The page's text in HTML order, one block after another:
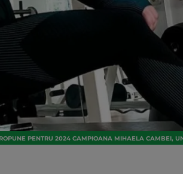
PENTRU 2024 CAMPIOANA MIHAELA CAMBEI,